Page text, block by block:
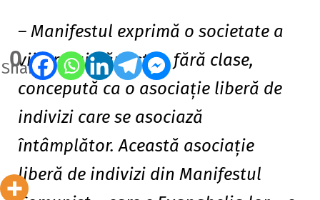
– Manifestul exprimă o societate a
viitorului, fără stat, fără clase,
concepută ca o asociaţie liberă de
indivizi care se asociază
întâmplător. Această asociaţie
liberă de indivizi din Manifestul
0
Shares